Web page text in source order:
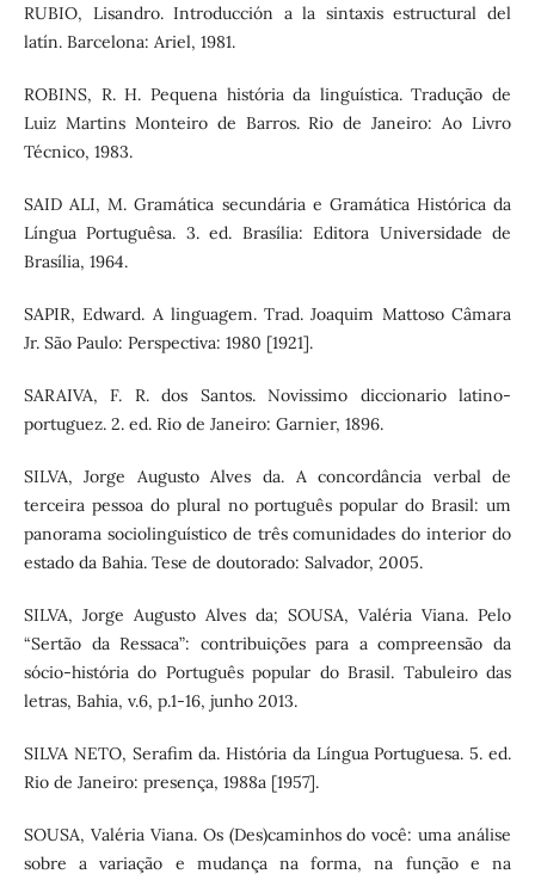
RUBIO, Lisandro. Introducción a la sintaxis estructural del
latín. Barcelona: Ariel, 1981.
ROBINS, R. H. Pequena história da linguística. Tradução de
Luiz Martins Monteiro de Barros. Rio de Janeiro: Ao Livro
Técnico, 1983.
SAID ALI, M. Gramática secundária e Gramática Histórica da
Língua Portuguêsa. 3. ed. Brasília: Editora Universidade de
Brasília, 1964.
SAPIR, Edward. A linguagem. Trad. Joaquim Mattoso Câmara
Jr. São Paulo: Perspectiva: 1980 [1921].
SARAIVA, F. R. dos Santos. Novissimo diccionario latino-
portuguez. 2. ed. Rio de Janeiro: Garnier, 1896.
SILVA, Jorge Augusto Alves da. A concordância verbal de
terceira pessoa do plural no português popular do Brasil: um
panorama sociolinguístico de três comunidades do interior do
estado da Bahia. Tese de doutorado: Salvador, 2005.
SILVA, Jorge Augusto Alves da; SOUSA, Valéria Viana. Pelo
“Sertão da Ressaca”: contribuições para a compreensão da
sócio-história do Português popular do Brasil. Tabuleiro das
letras, Bahia, v.6, p.1-16, junho 2013.
SILVA NETO, Serafim da. História da Língua Portuguesa. 5. ed.
Rio de Janeiro: presença, 1988a [1957].
SOUSA, Valéria Viana. Os (Des)caminhos do você: uma análise
sobre a variação e mudança na forma, na função e na